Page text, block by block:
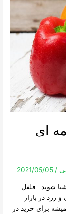
ای
/
2021/05/05
شوید فلفل
زرد در بازار
برای خرید در